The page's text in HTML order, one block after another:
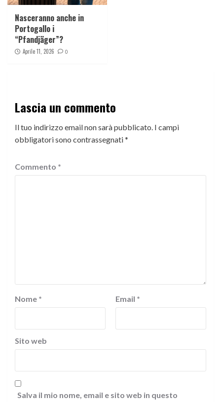
Nasceranno anche in
Portogallo i
“Pfandjäger”?
Aprile 11, 2026 0
Lascia un commento
Il tuo indirizzo email non sarà pubblicato. I campi
obbligatori sono contrassegnati*
Commento *
Nome * Email *
Sito web
Salva il mio nome, email e sito web in questo